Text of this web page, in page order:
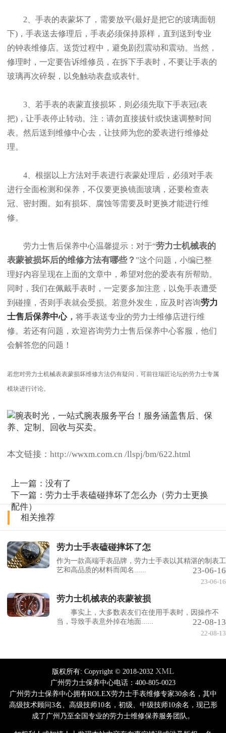
2、手表的表蒙坏了，需要放平(最好是把它的玻璃面朝
下)，手表送去修理后，手表必须保持原样，直到送到专业
的钟表维修店。送货过程中，避免剧烈震动和震动。当然，
修理时，一定要告诉维修员，在拆下手表时，不要让手表的
玻璃再次碎裂，以免触动表盘或表针。
3、若手表的表蒙直接损坏，则必须先取下手表冠(表
把)，让手表停止转动。注：请勿直接拔针或快速调整时间
表。然后送到维修中心去，让技师为您的爱表进行维修处
理。
4、根据以上方法对手表进行表蒙处理后，必须对手表
进行全面检测和保养，不仅要更换镜面玻璃，还要检查表
冠、密封圈。如有损坏、腐蚀等需要及时更换才能进行维
修。
劳力士售后保养中心温馨提示：对于“劳力士机械表的
表蒙被损坏后的维修方法有哪些？ ”这个问题，小编已整
理好内容呈现在上面的文章中，希望对您的爱表有所帮助。
同时，我们在佩戴手表时，一定要多加注意，以免手表遭受
到碰撞，否则手表就会受损。若意外发生，应及时咨询劳力
士售后保养中心， 将手表送专业的劳力士维修店进行维
修。若还有问题，欢迎咨询劳力士售后保养中心客服，他们
会解答您的问题！
若您对劳力士机械表表蒙损坏维修方法仍有疑问，可前往瑞匠论坛的劳力士专属
模块进行讨论。
本文链接：http://wwxm.com.cn /llspj/bm/622.html
上一篇：没有了
下一篇：劳力士手表磕碰摔坏了怎么办（劳力士更换
配件）
相关推荐
劳力士手表磕碰摔坏了怎
作为一款高端手表品牌，劳力士手表以其精湛的制表工
艺和高品质的材料而闻名......
23-06-16
23-06-16
劳力士机械表的表蒙被损
事实上，大多数表友们在使用手表时，因操作不
当，导致手表意外掉在地面......
22-08-13
22-08-13
版权所有: Copyright © 2018-2032 XML
广州劳力士保养中心电话：400-805-0023
广州劳力士保养中心拥有ROLEX劳力士手表维修专家30余名，其中
高级技术顾问3名、高级技师10名，初级、中级技师10余名，现已形
成了广州乃至全国专业的劳力士维修保养服务团队。